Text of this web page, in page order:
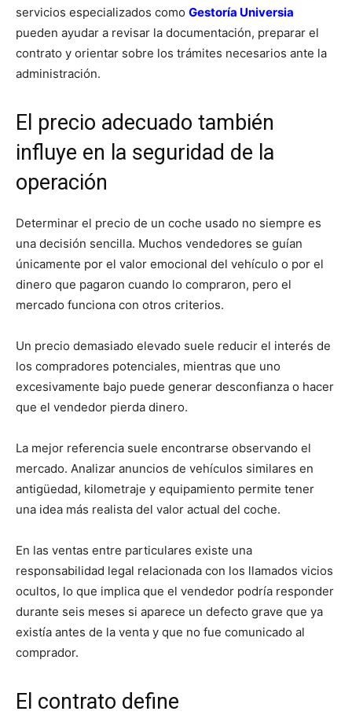
servicios especializados como Gestoría Universia
pueden ayudar a revisar la documentación, preparar el
contrato y orientar sobre los trámites necesarios ante la
administración.
El precio adecuado también
influye en la seguridad de la
operación
Determinar el precio de un coche usado no siempre es
una decisión sencilla. Muchos vendedores se guían
únicamente por el valor emocional del vehículo o por el
dinero que pagaron cuando lo compraron, pero el
mercado funciona con otros criterios.
Un precio demasiado elevado suele reducir el interés de
los compradores potenciales, mientras que uno
excesivamente bajo puede generar desconfianza o hacer
que el vendedor pierda dinero.
La mejor referencia suele encontrarse observando el
mercado. Analizar anuncios de vehículos similares en
antigüedad, kilometraje y equipamiento permite tener
una idea más realista del valor actual del coche.
En las ventas entre particulares existe una
responsabilidad legal relacionada con los llamados vicios
ocultos, lo que implica que el vendedor podría responder
durante seis meses si aparece un defecto grave que ya
existía antes de la venta y que no fue comunicado al
comprador.
El contrato define